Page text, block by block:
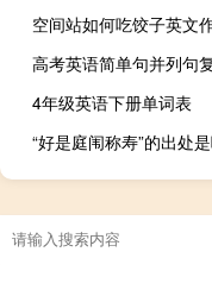
空间站如何吃饺子英文
高考英语简单句并列句
4年级英语下册单词表
“好是庭闱称寿”的出处